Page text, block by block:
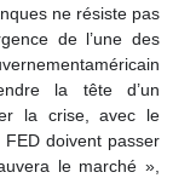
ne résiste pas
de l’une des
la tête d’un
la crise, avec le
doivent passer
le marché »,